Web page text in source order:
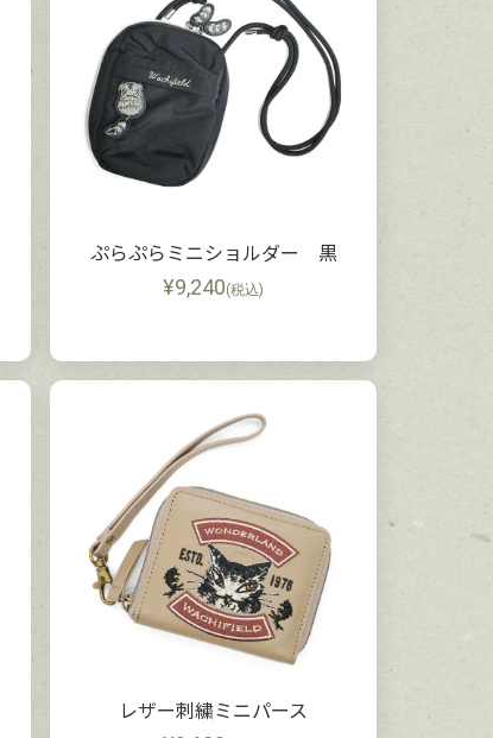
ぷらぷらミニショルダー 黒
¥9,240(税込)
レザー刺繍ミニパース